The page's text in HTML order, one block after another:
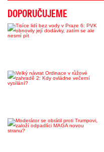
DOPORUČUJEME